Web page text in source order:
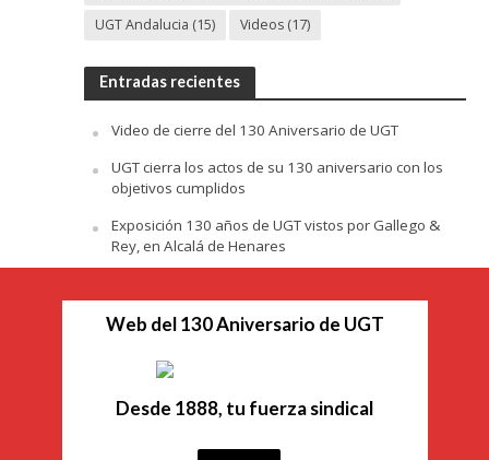
UGT Andalucia (15) Videos(17)
Entradas recientes
Video de cierre del 130 Aniversario de UGT
UGT cierra los actos de su 130 aniversario con los
objetivos cumplidos
Exposición 130 años de UGT vistos por Gallego &
Rey, en Alcalá de Henares
Web del 130 Aniversario de UGT
Desde 1888, tu fuerza sindical